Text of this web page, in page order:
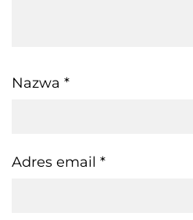
Nazwa *
Adres email *